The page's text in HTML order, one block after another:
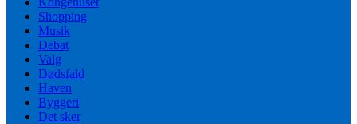
Shopping
Musik
Debat
Valg
Dødsfald
Haven
Byggeri
Det sker